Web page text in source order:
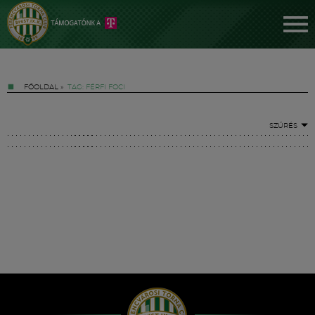
FŐOLDAL » TAG: FÉRFI FOCI
SZŰRÉS
Hírek